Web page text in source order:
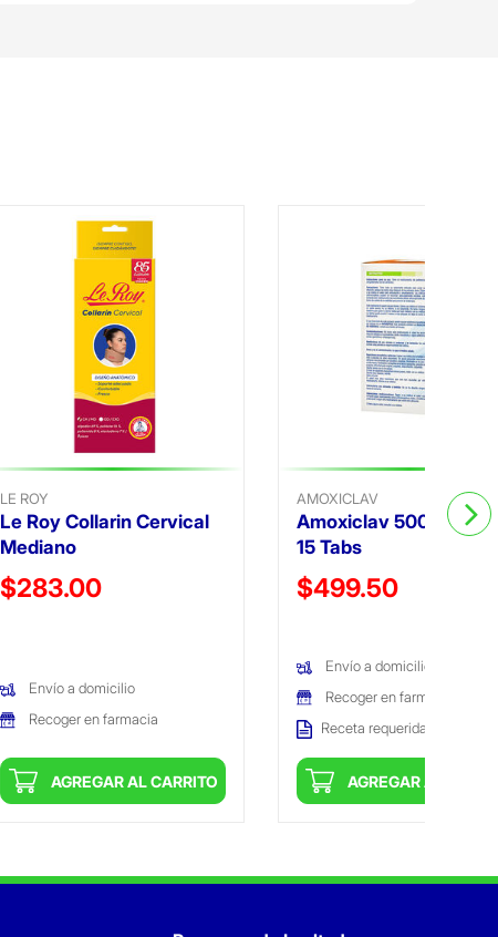
LE ROY
Le Roy Collarin Cervical
Mediano
Precio reducido de
$283.00
Envío a domicilio
Recoger en farmacia
AGREGAR AL CARRITO
AMOXICLAV
Amoxiclav 500Mg/
15 Tabs
Precio reducido de
$499.50
Envío a domicilio
Recoger en farmacia
Receta requerida
AGREGAR AL